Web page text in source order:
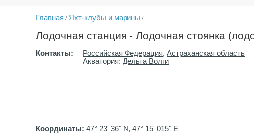
Главная / Яхт-клубы и марины /
Лодочная станция - Лодочная стоянка
Контакты: Российская Федерация, Астраханская область
Акватория: Дельта Волги
Координаты: 47° 23' 36" N, 47° 15' 015" E